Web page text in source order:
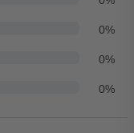
0%
0%
0%